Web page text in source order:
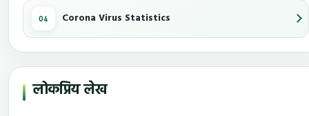
Corona Virus Statistics
लोकप्रिय लेख